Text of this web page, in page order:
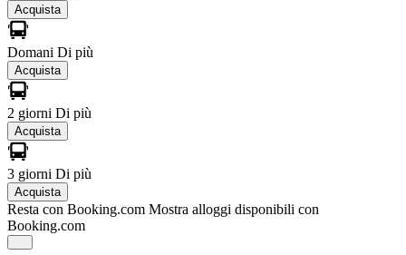
Acquista
Domani Di più
Acquista
2 giorni Di più
Acquista
3 giorni Di più
Acquista
Resta con Booking.com Mostra alloggi disponibili con
Booking.com